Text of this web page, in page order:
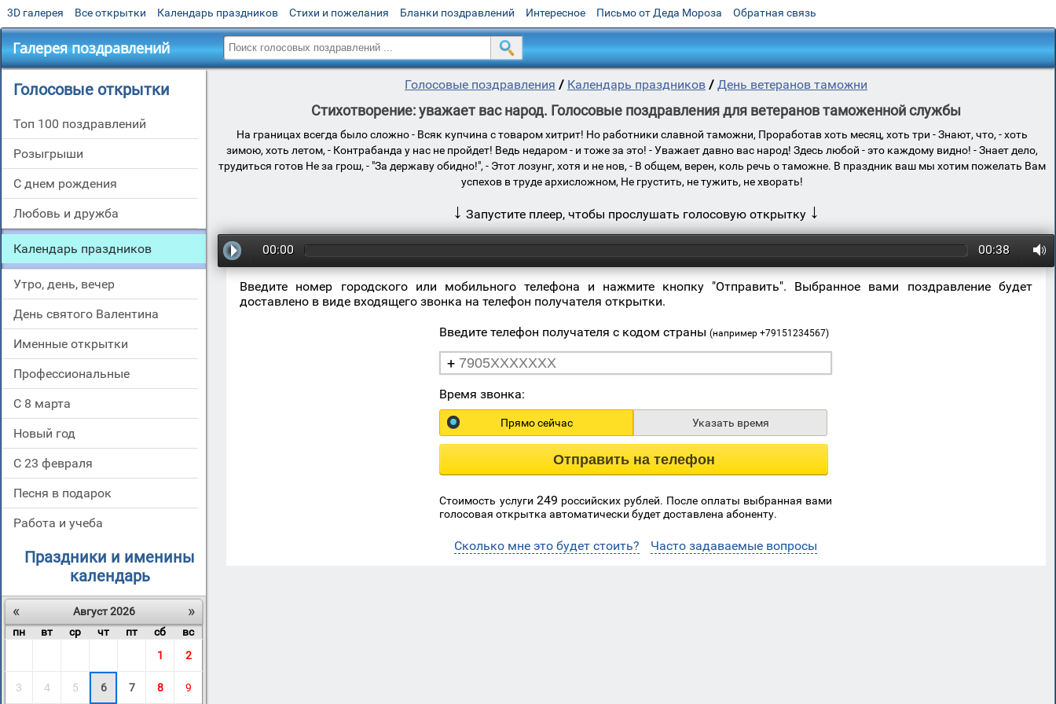
3D галерея Все открытки Календарь праздников Стихи и пожелания Бланки поздравлений Интересное Письмо от Деда Мороза Обратная связь
Галерея поздравлений
Голосовые открытки
Топ 100 поздравлений
Розыгрыши
С днем рождения
Любовь и дружба
Календарь праздников
Утро, день, вечер
День святого Валентина
Именные открытки
Профессиональные
С 8 марта
Новый год
С 23 февраля
Песня в подарок
Работа и учеба
Праздники и именины
календарь
«
»
Август 2026
пн
вт ср чт пт сб
вс
1
2
3 4 5 6 7 8 9
Голосовые поздравления / Календарь праздников / День ветеранов таможни
Стихотворение: уважает вас народ. Голосовые поздравления для ветеранов таможенной службы
На границах всегда было сложно - Всяк купчина с товаром хитрит! Но работники славной таможни, Проработав хоть месяц, хоть три - Знают, что, - хоть
зимою, хоть летом, - Контрабанда у нас не пройдет! Ведь недаром - и тоже за это! - Уважает давно вас народ! Здесь любой - это каждому видно! - Знает дело,
трудиться готов Не за грош, - "За державу обидно!", - Этот лозунг, хотя и не нов, - В общем, верен, коль речь о таможне. В праздник ваш мы хотим пожелать Вам
успехов в труде архисложном, Не грустить, не тужить, не хворать!
↓ Запустите плеер, чтобы прослушать голосовую открытку ↓
00:00 00:38
Введите номер городского или мобильного телефона и нажмите кнопку "Отправить". Выбранное вами поздравление будет
доставлено в виде входящего звонка на телефон получателя открытки.
Введите телефон получателя с кодом страны(например +79151234567)
+
Время звонка:
Прямо сейчас Указать время
Отправить на телефон
Стоимость услуги 249 российских рублей. После оплаты выбранная вами
голосовая открытка автоматически будет доставлена абоненту.
Сколько мне это будет стоить? Часто задаваемые вопросы